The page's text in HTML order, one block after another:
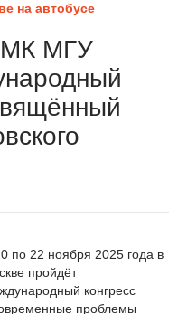
на автобусе
МГУ
по 22 ноября 2025 года в
пройдёт
конгресс
проблемы